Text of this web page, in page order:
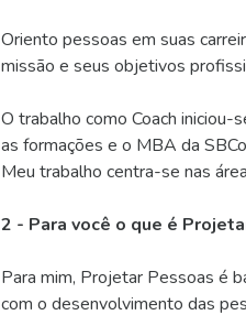
Oriento pessoas em suas
missão e seus objetivos
O trabalho como Coach
as formações e o MBA da
Meu trabalho centra-se nas
2 - Para você o que é
Para mim, Projetar Pessoas é
com o desenvolvimento das